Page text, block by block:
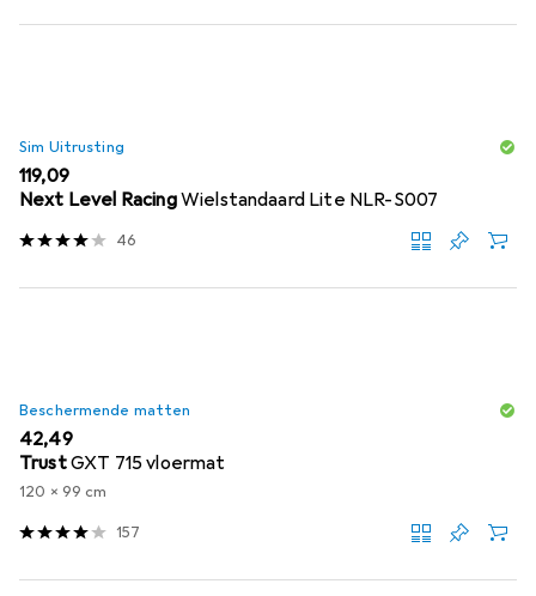
Sim Uitrusting
EUR
119,09
Next Level RacingWielstandaard Lite NLR-S007
46
Beschermende matten
EUR
42,49
TrustGXT 715 vloermat
120 x 99 cm
157